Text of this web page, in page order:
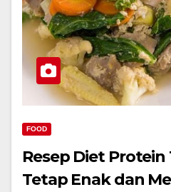
FOOD
Resep Diet
Tetap Enak dan